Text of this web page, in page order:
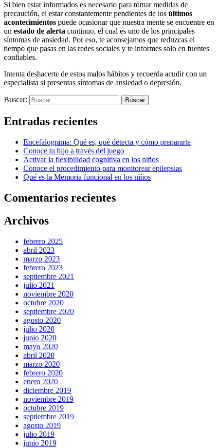
Si bien estar informados es necesario para tomar medidas de
precaución, el estar constantemente pendientes de los últimos
acontecimientos puede ocasionar que nuestra mente se encuentre en
un estado de alerta continuo, el cual es uno de los principales
síntomas de ansiedad. Por eso, te aconsejamos que reduzcas el
tiempo que pasas en las redes sociales y te informes solo en fuentes
confiables.
Intenta deshacerte de estos malos hábitos y recuerda acudir con un
especialista si presentas síntomas de ansiedad o depresión.
Buscar:
Entradas recientes
Encefalograma: Qué es, qué detecta y cómo prepararte
Conoce tu hijo a través del juego
Activar la flexibilidad cognitiva en los niños
Conoce el procedimiento para monitorear epilepsias
Qué es la Memoria funcional en los niños
Comentarios recientes
Archivos
febrero 2025
abril 2023
marzo 2023
febrero 2023
septiembre 2021
julio 2021
noviembre 2020
octubre 2020
septiembre 2020
agosto 2020
julio 2020
junio 2020
mayo 2020
abril 2020
marzo 2020
febrero 2020
enero 2020
diciembre 2019
noviembre 2019
octubre 2019
septiembre 2019
agosto 2019
julio 2019
junio 2019